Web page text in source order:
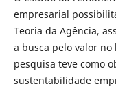
empresarial
Teoria da Agência,
a busca pelo valor
pesquisa teve como
sustentabilidade